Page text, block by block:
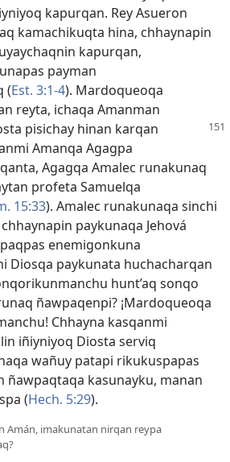
kapurqan. Rey Asueron
kamachikuqta hina, chhaynapin
kapurqan,
payman
(Est. 3:1-4). Mardoqueoqa
reyta, ichaqa Amanman
pisichay hinan karqan
Amanqa Agagpa
Agagqa Amalec runakunaq
profeta Samuelqa
15:33). Amalec runakunaqa sinchi
paykunaqa Jehová
enemigonkuna
Diosqa paykunata huchacharqan
hunt’aq sonqo
ñawpaqenpi? ¡Mardoqueoqa
Chhayna kasqanmi
iñiyniyoq Diosta serviq
wañuy patapi rikukuspapas
ñawpaqtaqa kasunayku, manan
(Hech. 5:29).
Amán, imakunatan nirqan reypa